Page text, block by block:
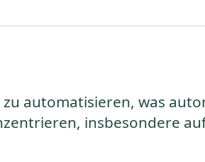
automatisieren, was
insbesondere